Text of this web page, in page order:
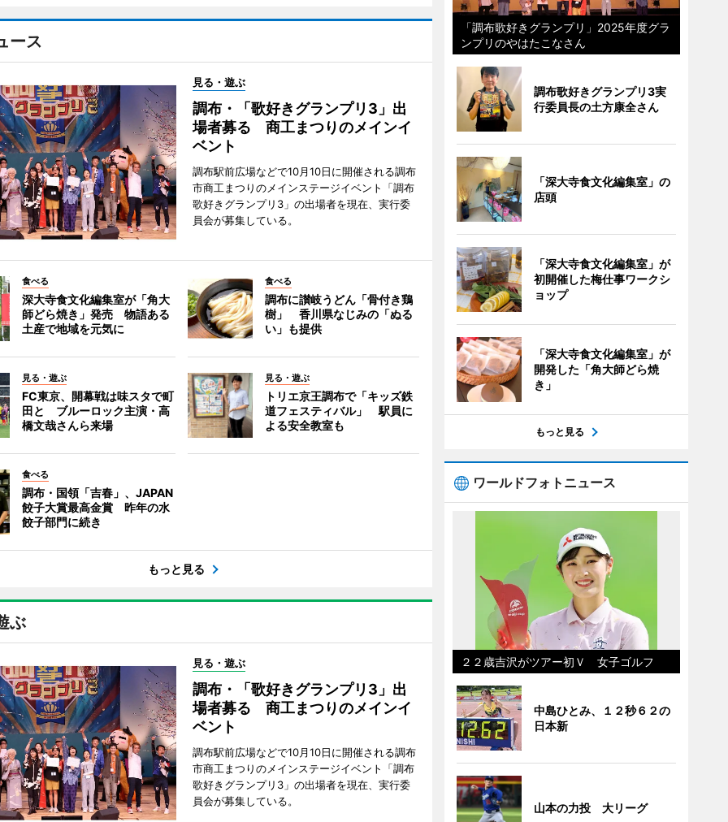
ース
見る・遊ぶ
調布・「歌好きグランプリ3」出
場者募る 商工まつりのメインイ
ベント
調布駅前広場などで10月10日に開催される調布
市商工まつりのメインステージイベント「調布
歌好きグランプリ3」の出場者を現在、実行委
員会が募集している。
食べる
深大寺食文化編集室が「角大
師どら焼き」発売 物語ある
土産で地域を元気に
食べる
調布に讃岐うどん「骨付き鶏
樹」 香川県なじみの「ぬる
い」も提供
見る・遊ぶ
FC東京、開幕戦は味スタで町
田と ブルーロック主演・高
橋文哉さんら来場
見る・遊ぶ
トリエ京王調布で「キッズ鉄
道フェスティバル」 駅員に
よる安全教室も
食べる
調布・国領「吉春」、JAPAN
餃子大賞最高金賞 昨年の水
餃子部門に続き
もっと見る
ぶ
見る・遊ぶ
調布・「歌好きグランプリ3」出
場者募る 商工まつりのメインイ
ベント
調布駅前広場などで10月10日に開催される調布
市商工まつりのメインステージイベント「調布
歌好きグランプリ3」の出場者を現在、実行委
員会が募集している。
「調布歌好きグランプリ」2025年度グラ
ンプリのやはたこなさん
調布歌好きグランプリ3実
行委員長の土方康全さん
「深大寺食文化編集室」の
店頭
「深大寺食文化編集室」が
初開催した梅仕事ワークシ
ョップ
「深大寺食文化編集室」が
開発した「角大師どら焼
き」
もっと見る
ワールドフォトニュース
２２歳吉沢がツアー初Ｖ 女子ゴルフ
中島ひとみ、１２秒６２の
日本新
山本の力投 大リーグ